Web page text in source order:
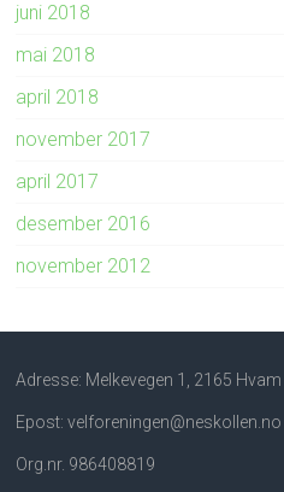
juni 2018
mai 2018
april 2018
november 2017
april 2017
desember 2016
november 2012
Adresse: Melkevegen 1, 2165 Hvam
Epost: velforeningen@neskollen.no
Org.nr. 986408819